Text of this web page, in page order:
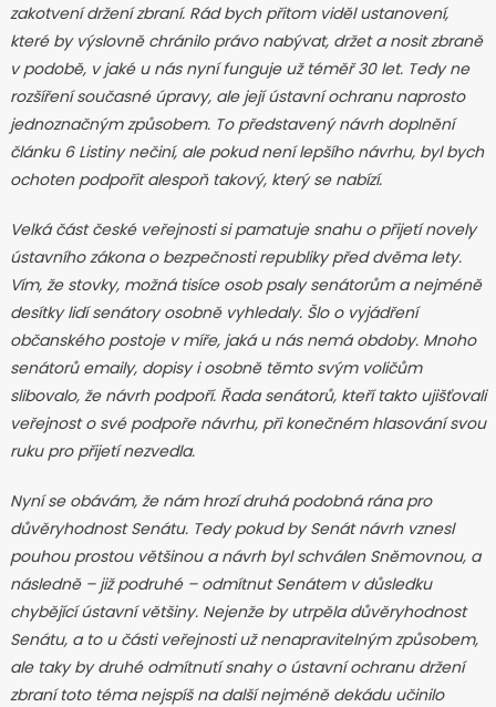
zakotvení držení zbraní. Rád bych přitom viděl ustanovení,
které by výslovně chránilo právo nabývat, držet a nosit zbraně
v podobě, v jaké u nás nyní funguje už téměř 30 let. Tedy ne
rozšíření současné úpravy, ale její ústavní ochranu naprosto
jednoznačným způsobem. To představený návrh doplnění
článku 6 Listiny nečiní, ale pokud není lepšího návrhu, byl bych
ochoten podpořit alespoň takový, který se nabízí.
Velká část české veřejnosti si pamatuje snahu o přijetí novely
ústavního zákona o bezpečnosti republiky před dvěma lety.
Vím, že stovky, možná tisíce osob psaly senátorům a nejméně
desítky lidí senátory osobně vyhledaly. Šlo o vyjádření
občanského postoje v míře, jaká u nás nemá obdoby. Mnoho
senátorů emaily, dopisy i osobně těmto svým voličům
slibovalo, že návrh podpoří. Řada senátorů, kteří takto ujišťovali
veřejnost o své podpoře návrhu, při konečném hlasování svou
ruku pro přijetí nezvedla.
Nyní se obávám, že nám hrozí druhá podobná rána pro
důvěryhodnost Senátu. Tedy pokud by Senát návrh vznesl
pouhou prostou většinou a návrh byl schválen Sněmovnou, a
následně – již podruhé – odmítnut Senátem v důsledku
chybějící ústavní většiny. Nejenže by utrpěla důvěryhodnost
Senátu, a to u části veřejnosti už nenapravitelným způsobem,
ale taky by druhé odmítnutí snahy o ústavní ochranu držení
zbraní toto téma nejspíš na další nejméně dekádu učinilo